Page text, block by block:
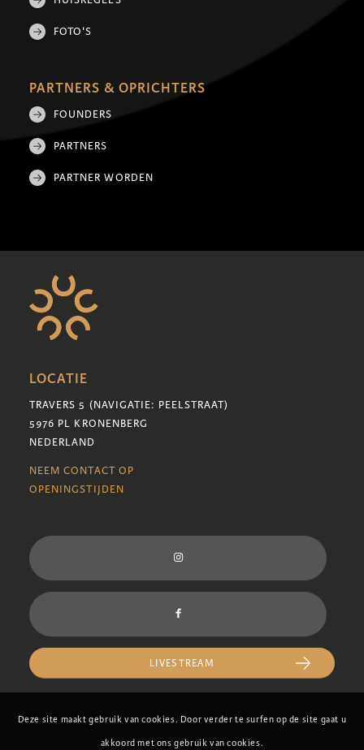
FOTO'S
PARTNERS & OPRICHTERS
FOUNDERS
PARTNERS
PARTNER WORDEN
LOCATIE
TRAVERS 5 (NAVIGATIE: PEELSTRAAT)
5976 PL KRONENBERG
NEDERLAND
NEEM CONTACT OP
OPENINGSTIJDEN
LIVESTREAM
Deze site maakt gebruik van cookies. Door verder te surfen op de site gaat u
akkoord met ons gebruik van cookies.